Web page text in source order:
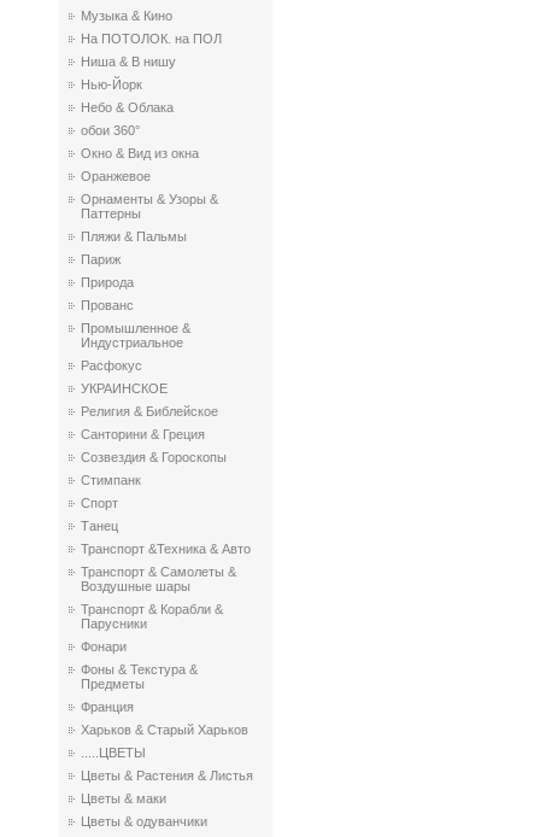
Музыка & Кино
На ПОТОЛОК. на ПОЛ
Ниша & В нишу
Нью-Йорк
Небо & Облака
обои 360°
Окно & Вид из окна
Оранжевое
Орнаменты & Узоры &
Паттерны
Пляжи & Пальмы
Париж
Природа
Прованс
Промышленное &
Индустриальное
Расфокус
УКРАИНСКОЕ
Религия & Библейское
Санторини & Греция
Созвездия & Гороскопы
Стимпанк
Спорт
Танец
Транспорт &Техника & Авто
Транспорт & Самолеты &
Воздушные шары
Транспорт & Корабли &
Парусники
Фонари
Фоны & Текстура &
Предметы
Франция
Харьков & Старый Харьков
.....ЦВЕТЫ
Цветы & Растения & Листья
Цветы & маки
Цветы & одуванчики